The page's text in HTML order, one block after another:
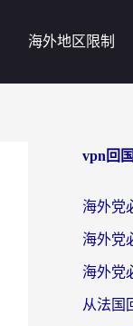
海外地区限制
vpn回国